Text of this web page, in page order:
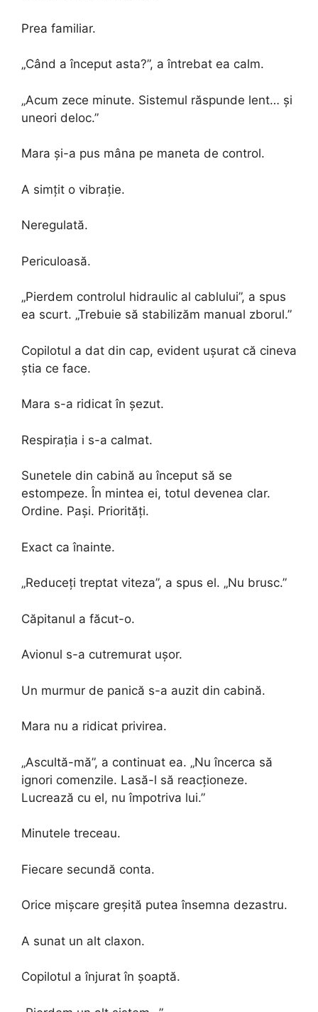
Prea familiar.
„Când a început asta?”, a întrebat ea calm.
„Acum zece minute. Sistemul răspunde lent… și
uneori deloc.”
Mara și-a pus mâna pe maneta de control.
A simțit o vibrație.
Neregulată.
Periculoasă.
„Pierdem controlul hidraulic al cablului”, a spus
ea scurt. „Trebuie să stabilizăm manual zborul.”
Copilotul a dat din cap, evident ușurat că cineva
știa ce face.
Mara s-a ridicat în șezut.
Respirația i s-a calmat.
Sunetele din cabină au început să se
estompeze. În mintea ei, totul devenea clar.
Ordine. Pași. Priorități.
Exact ca înainte.
„Reduceți treptat viteza”, a spus el. „Nu brusc.”
Căpitanul a făcut-o.
Avionul s-a cutremurat ușor.
Un murmur de panică s-a auzit din cabină.
Mara nu a ridicat privirea.
„Ascultă-mă”, a continuat ea. „Nu încerca să
ignori comenzile. Lasă-l să reacționeze.
Lucrează cu el, nu împotriva lui.”
Minutele treceau.
Fiecare secundă conta.
Orice mișcare greșită putea însemna dezastru.
A sunat un alt claxon.
Copilotul a înjurat în șoaptă.